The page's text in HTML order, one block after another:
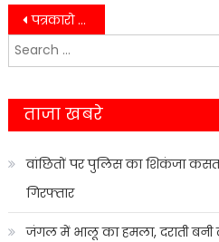
Post
navigation
पत्रकारो को सिचांई विभाग के कर्मी को विजिलेन्स टीम बताकर 1 लाख रूपये की रंगदारी मांगनी पड़ी मंहगी………..
Search
for:
ताजा खबरे
वांछितों पर पुलिस का शिकंजा
गिरफ्तार
जंगल में भालू का हमला, दराती बनी